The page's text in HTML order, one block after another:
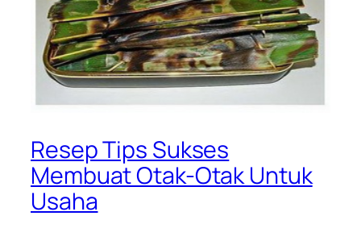
Resep Tips Sukses
Membuat Otak-Otak Untuk
Usaha